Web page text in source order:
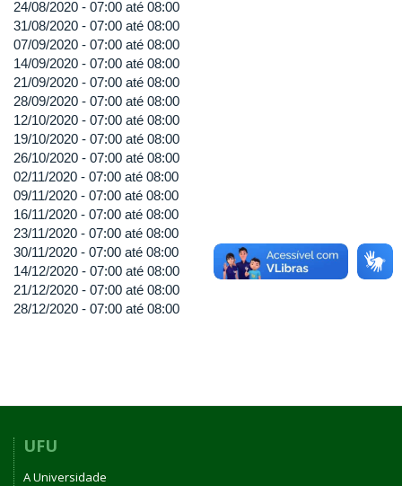
24/08/2020 - 07:00 até 08:00
31/08/2020 - 07:00 até 08:00
07/09/2020 - 07:00 até 08:00
14/09/2020 - 07:00 até 08:00
21/09/2020 - 07:00 até 08:00
28/09/2020 - 07:00 até 08:00
12/10/2020 - 07:00 até 08:00
19/10/2020 - 07:00 até 08:00
26/10/2020 - 07:00 até 08:00
02/11/2020 - 07:00 até 08:00
09/11/2020 - 07:00 até 08:00
16/11/2020 - 07:00 até 08:00
23/11/2020 - 07:00 até 08:00
30/11/2020 - 07:00 até 08:00
14/12/2020 - 07:00 até 08:00
21/12/2020 - 07:00 até 08:00
28/12/2020 - 07:00 até 08:00
UFU
A Universidade